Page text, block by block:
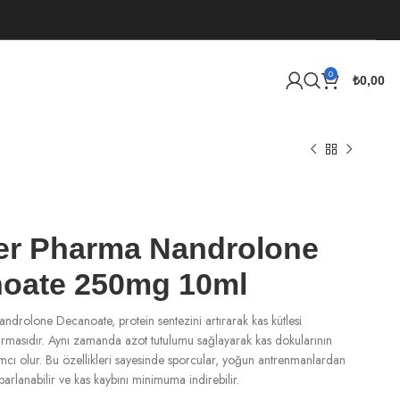
0 ₺0,00
Pharma Nandrolone
250mg 10ml
Decanoate, protein sentezini artırarak kas kütlesi
Aynı zamanda azot tutulumu sağlayarak kas dokularının
olur. Bu özellikleri sayesinde sporcular, yoğun antrenmanlardan
ve kas kaybını minimuma indirebilir.